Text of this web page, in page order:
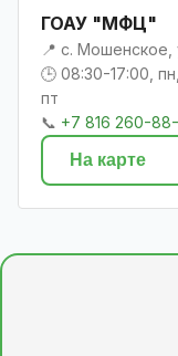
ГОАУ "МФЦ"
📍 с. Мошенское,
🕒 08:30-17:00,
пт
📞 +7 816 260-
На карте